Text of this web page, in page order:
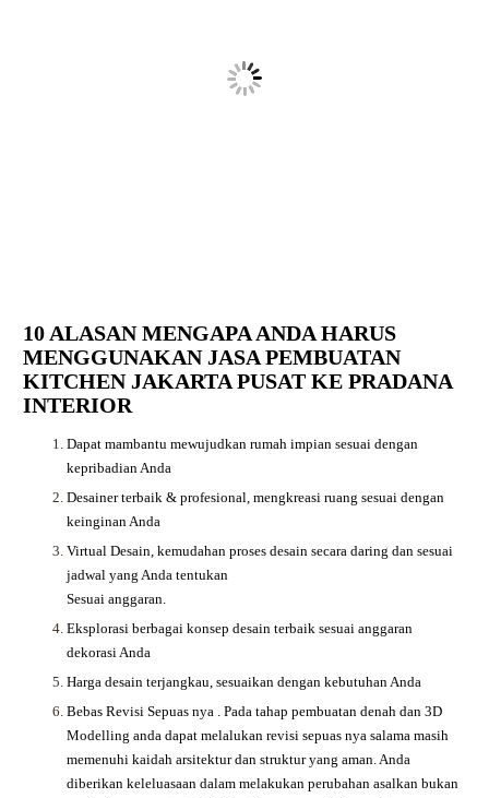
10 ALASAN MENGAPA ANDA HARUS
MENGGUNAKAN JASA PEMBUATAN
KITCHEN JAKARTA PUSAT KE PRADANA
INTERIOR
Dapat mambantu mewujudkan rumah impian sesuai dengan
kepribadian Anda
Desainer terbaik & profesional, mengkreasi ruang sesuai dengan
keinginan Anda
Virtual Desain, kemudahan proses desain secara daring dan sesuai
jadwal yang Anda tentukan
Sesuai anggaran.
Eksplorasi berbagai konsep desain terbaik sesuai anggaran
dekorasi Anda
Harga desain terjangkau, sesuaikan dengan kebutuhan Anda
Bebas Revisi Sepuas nya .Pada tahap pembuatan denah dan 3D
Modelling anda dapat melalukan revisi sepuas nya salama masih
memenuhi kaidah arsitektur dan struktur yang aman. Anda
diberikan keleluasaan dalam melakukan perubahan asalkan bukan